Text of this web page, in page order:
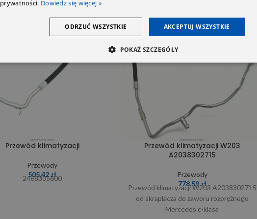
Przewód klimatyzacji
Przewody
505,42zł
2468305600
Przewód klimatyzacji W203
A2038302715
Przewody
778,59zł
Przewód klimatyzacji W203 A2038302715
od skraplacza do zaworu rozprężnego
Mercedes c-klasa
prywatności. Dowiedz się więcej »
AKCEPTUJ WSZYSTKIE
ODRZUĆ WSZYSTKIE
POKAŻ SZCZEGÓŁY